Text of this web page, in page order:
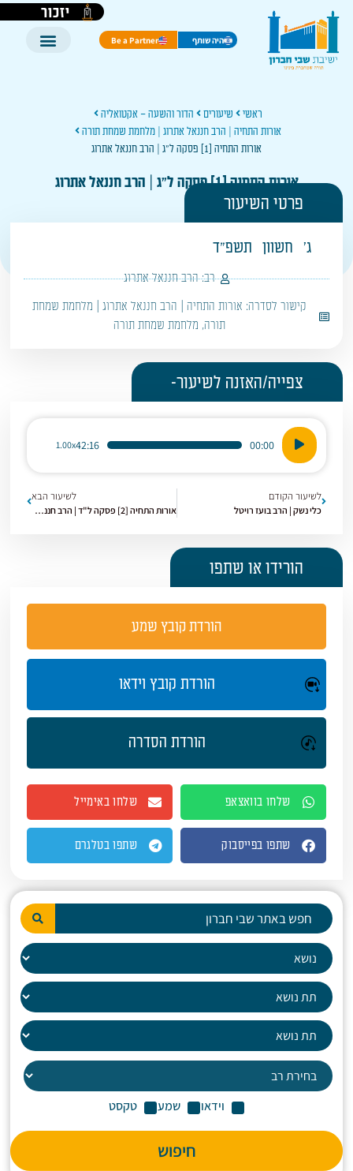
יזכור
היה שותף Be a Partner
ראשי שיעורים
הדור והשעה – אקטואליה
אורות התחיה | הרב חננאל אתרוג | מלחמת שמחת תורה
אורות התחיה [1] פסקה ל"ג | הרב חננאל אתרוג
אורות התחיה [1] פסקה ל"ג | הרב חננאל אתרוג
פרטי השיעור
ג' חשוון תשפ"ד
רב: הרב חננאל אתרוג
קישור לסדרה: אורות התחיה | הרב חננאל אתרוג | מלחמת שמחת
תורה, מלחמת שמחת תורה
צפייה/האזנה לשיעור-
נגן
אודיו
00:00
42:16
1.00x
לשיעור הקודם
כלי נשק | הרב בועז רויטל
לשיעור הבא
אורות התחיה [2] פסקה ל"ד | הרב חננאל אתרוג
הורידו או שתפו
הורדת קובץ שמע
הורדת קובץ וידאו
הורדת הסדרה
שלחו בוואצאפ שלחו באימייל
שתפו בפייסבוק שתפו בטלגרם
וידאו שמע טקסט
חיפוש